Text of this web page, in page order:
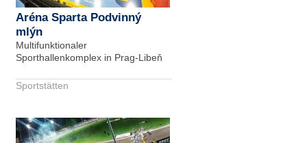
Aréna Sparta Podvinný
mlýn
Multifunktionaler
Sporthallenkomplex in Prag-Libeň
Sportstätten